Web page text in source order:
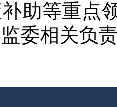
助等重点
委相关负